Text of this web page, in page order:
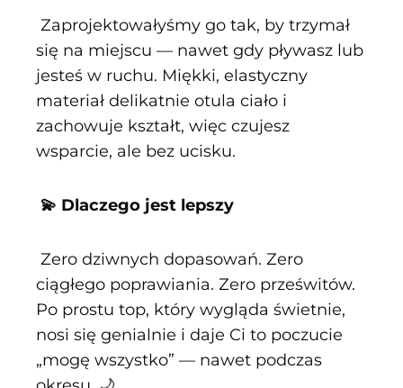
Zaprojektowałyśmy go tak, by trzymał
się na miejscu — nawet gdy pływasz lub
jesteś w ruchu. Miękki, elastyczny
materiał delikatnie otula ciało i
zachowuje kształt, więc czujesz
wsparcie, ale bez ucisku.
💫 Dlaczego jest lepszy
Zero dziwnych dopasowań. Zero
ciągłego poprawiania. Zero prześwitów.
Po prostu top, który wygląda świetnie,
nosi się genialnie i daje Ci to poczucie
„mogę wszystko” — nawet podczas